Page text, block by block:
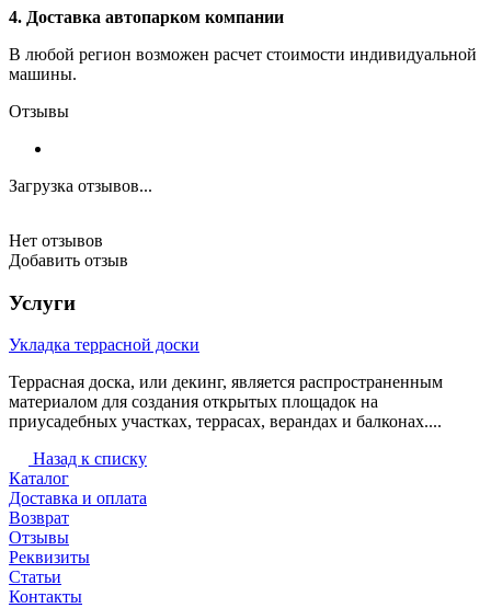
4. Доставка автопарком компании
В любой регион возможен расчет стоимости индивидуальной
машины.
Отзывы
Загрузка отзывов...
Нет отзывов
Добавить отзыв
Услуги
Укладка террасной доски
Террасная доска, или декинг, является распространенным
материалом для создания открытых площадок на
приусадебных участках, террасах, верандах и балконах....
Назад к списку
Каталог
Доставка и оплата
Возврат
Отзывы
Реквизиты
Статьи
Контакты